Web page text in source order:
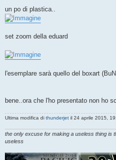
un po di plastica..
set zoom della eduard
l'esemplare sarà quello del boxart
bene..ora che l'ho presentato non ho
Ultima modifica di thunderjet il 24 aprile 2015,
the only excuse for making a useless thing is
useless